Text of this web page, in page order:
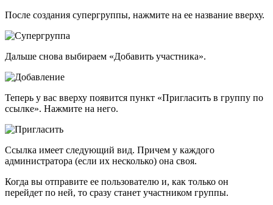
После создания супергруппы, нажмите на ее название вверху.
Дальше снова выбираем «Добавить участника».
Теперь у вас вверху появится пункт «Пригласить в группу по
ссылке». Нажмите на него.
Ссылка имеет следующий вид. Причем у каждого
администратора (если их несколько) она своя.
Когда вы отправите ее пользователю и, как только он
перейдет по ней, то сразу станет участником группы.